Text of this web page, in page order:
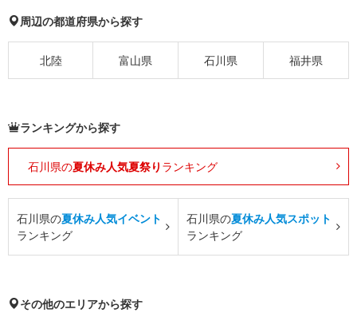
周辺の都道府県から探す
北陸 富山県 石川県 福井県
ランキングから探す
石川県の夏休み人気夏祭り ランキング
石川県の夏休み人気イベント
ランキング
石川県の夏休み人気スポット
ランキング
その他のエリアから探す